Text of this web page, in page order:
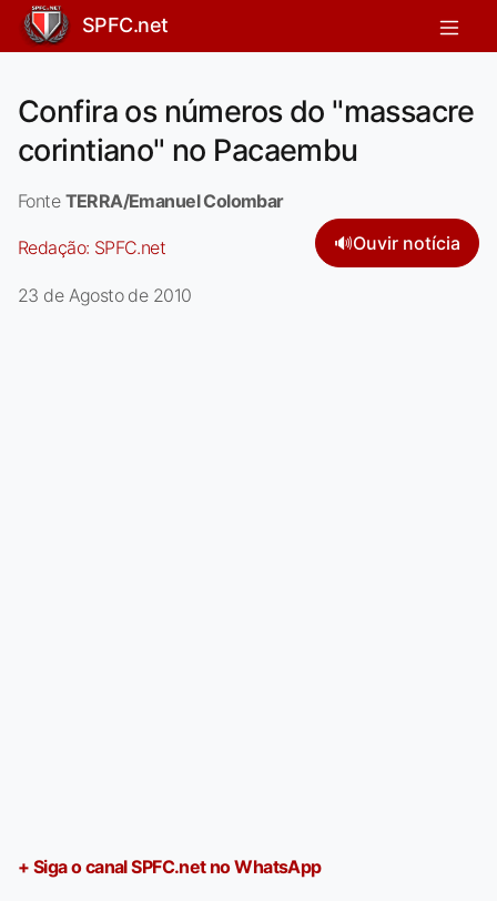
SPFC.net
Confira os números do "massacre
corintiano" no Pacaembu
Fonte TERRA/Emanuel Colombar
Redação: SPFC.net 🔊Ouvir notícia
23 de Agosto de 2010
+ Siga o canal SPFC.net no WhatsApp